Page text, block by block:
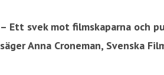
– Ett svek mot filmskaparna och
sägerAnna Croneman, Svenska